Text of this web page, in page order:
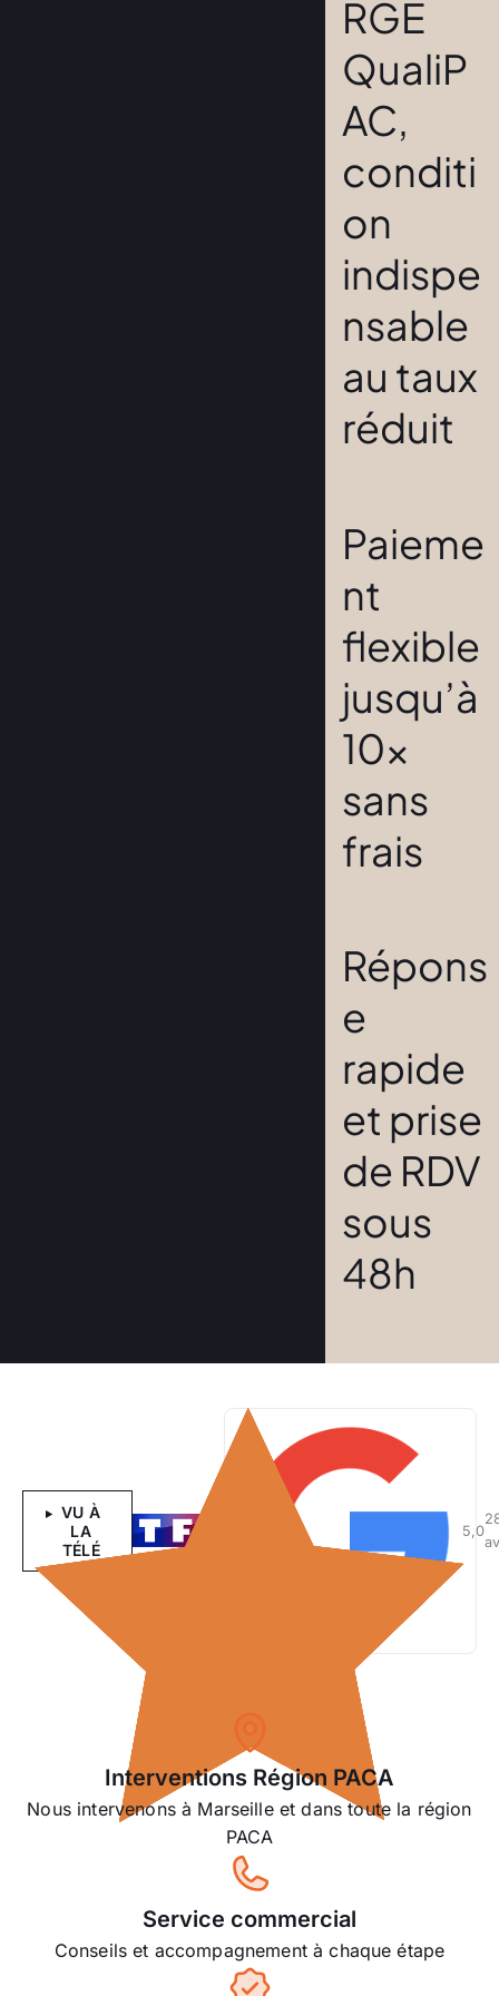
RGE
QualiP
AC,
conditi
on
indispe
nsable
au taux
réduit
Paieme
nt
flexible
jusqu’à
10x
sans
frais
Répons
e
rapide
et prise
de RDV
sous
48h
VU À
LA
TÉLÉ
5,0
Interventions Région PACA
Nous intervenons à Marseille et dans toute la région
PACA
Service commercial
Conseils et accompagnement à chaque étape